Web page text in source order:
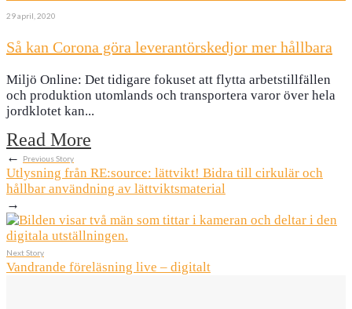
29 april, 2020
Så kan Corona göra leverantörskedjor mer hållbara
Miljö Online: Det tidigare fokuset att flytta arbetstillfällen
och produktion utomlands och transportera varor över hela
jordklotet kan...
Read More
← Previous Story
Utlysning från RE:source: lättvikt! Bidra till cirkulär och
hållbar användning av lättviktsmaterial
→
Next Story
Vandrande föreläsning live – digitalt